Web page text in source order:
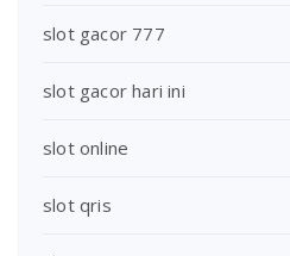
slot gacor 777
slot gacor hari ini
slot online
slot qris